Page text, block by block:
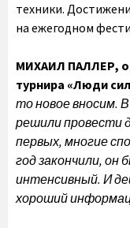
техники.
на ежегодном
МИХАИЛ ПАЛЛЕР,
турнира «Люди
то новое вносим.
решили провести
первых, многие
год закончили, он
интенсивный. И
хороший